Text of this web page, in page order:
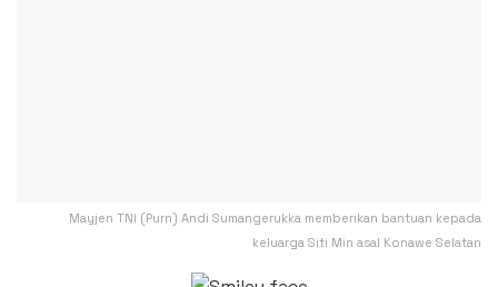
Mayjen TNI (Purn) Andi Sumangerukka memberikan bantuan kepada
keluarga Siti Min asal Konawe Selatan